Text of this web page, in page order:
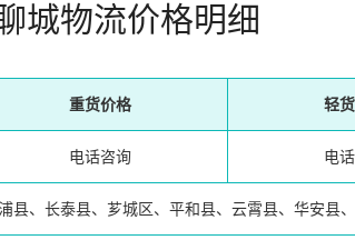
城物流价格明细
重货价格 轻
电话咨询 电
县、长泰县、芗城区、平和县、云霄县、华安县